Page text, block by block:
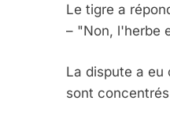
Le tigre a
– "Non, l'herbe
La dispute a eu
sont